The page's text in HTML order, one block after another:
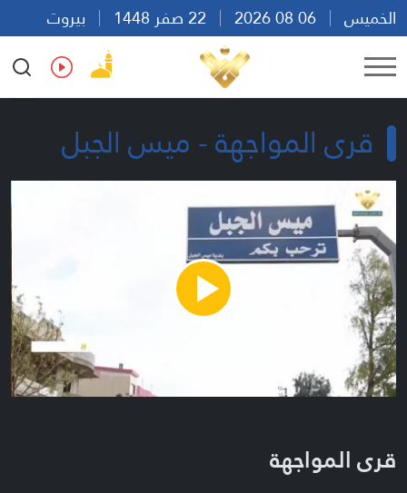
الخميس
بيروت
20:03
Ar En Fr Es
قرى المواجهة - ميس الجبل
Play
Video
قرى المواجهة